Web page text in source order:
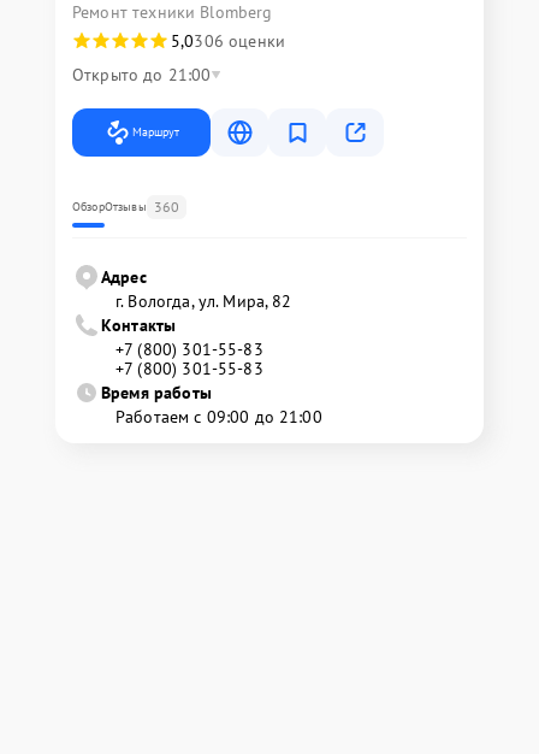
Ремонт техники Blomberg
5,0306 оценки
Открыто до 21:00
Маршрут
ОбзорОтзывы 360
Адрес
г. Вологда, ул. Мира, 82
Контакты
+7 (800) 301-55-83
+7 (800) 301-55-83
Время работы
Работаем с 09:00 до 21:00